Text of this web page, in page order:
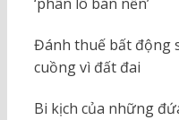
Đánh thuế bất động
cuồng vì đất đai
Bi kịch của những